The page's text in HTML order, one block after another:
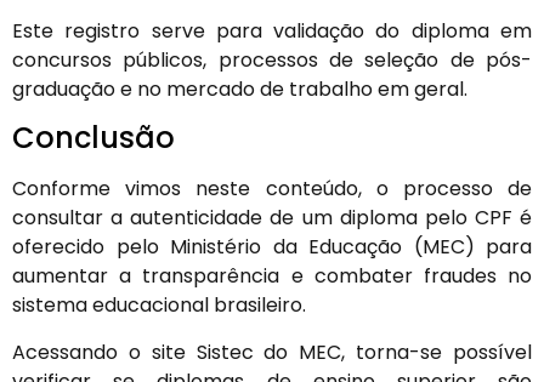
Este registro serve para validação do diploma em
concursos públicos, processos de seleção de pós-
graduação e no mercado de trabalho em geral.
Conclusão
Conforme vimos neste conteúdo, o processo de
consultar a autenticidade de um diploma pelo CPF é
oferecido pelo Ministério da Educação (MEC) para
aumentar a transparência e combater fraudes no
sistema educacional brasileiro.
Acessando o site Sistec do MEC, torna-se possível